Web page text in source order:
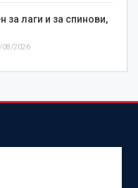
лаги и за спинови,
08/2026